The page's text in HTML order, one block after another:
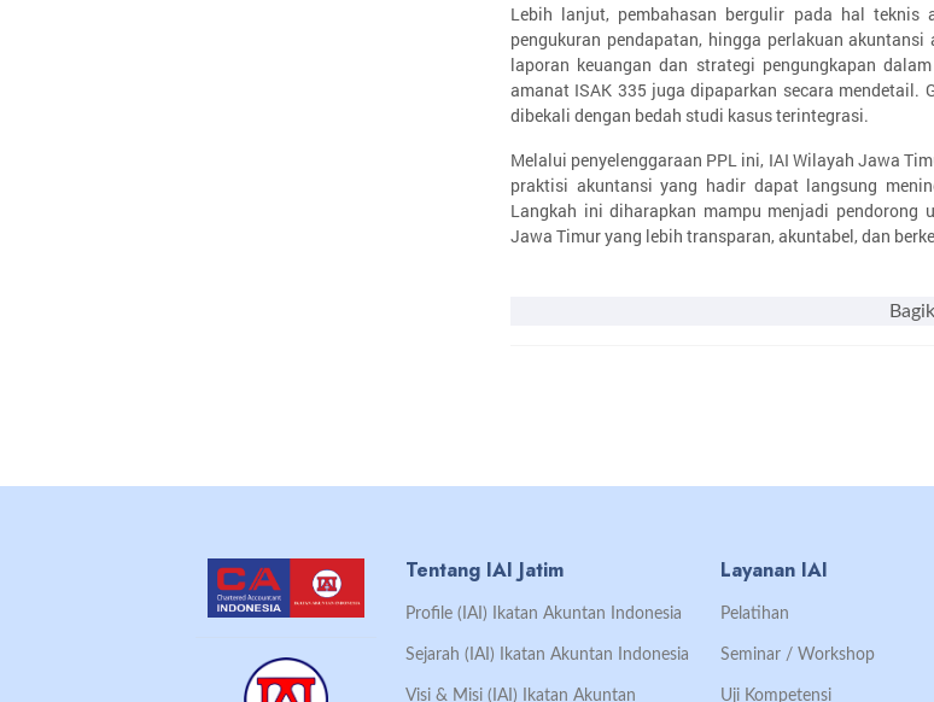
Lebih lanjut, pembahasan bergulir pada hal
pengukuran pendapatan, hingga perlakuan
laporan keuangan dan strategi pengungkapan
amanat ISAK 335 juga dipaparkan secara mendetail.
dibekali dengan bedah studi kasus terintegrasi.
Melalui penyelenggaraan PPL ini, IAI Wilayah Jawa
praktisi akuntansi yang hadir dapat langsung
Langkah ini diharapkan mampu menjadi
Jawa Timur yang lebih transparan, akuntabel, dan
Tentang IAI Jatim
Profile (IAI) Ikatan Akuntan Indonesia
Sejarah (IAI) Ikatan Akuntan Indonesia
Visi & Misi (IAI) Ikatan Akuntan
Layanan IAI
Pelatihan
Seminar / Workshop
Uji Kompetensi